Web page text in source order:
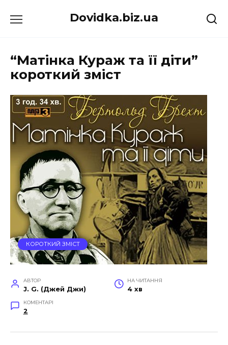
до
Dovidka.biz.ua
“Матінка Кураж та її діти”
короткий зміст
КОРОТКИЙ ЗМІСТ
АВТОР
J. G. (Джей Джи)
НА ЧИТАННЯ
4 хв
КОМЕНТАРІ
2